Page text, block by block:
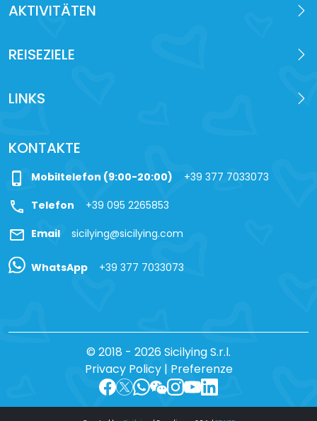
AKTIVITÄTEN
REISEZIELE
LINKS
KONTAKTE
phone_iphone Mobiltelefon (9:00-20:00) +39 377 7033073
call Telefon +39 095 2265853
mail Email sicilying@sicilying.com
WhatsApp +39 377 7033073
© 2018 - 2026 Sicilying S.r.l.
Privacy Policy| Preferenze